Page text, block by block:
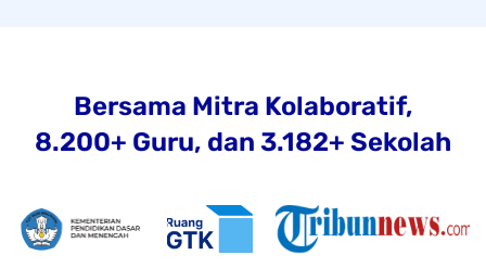
Bersama Mitra Kolaboratif,
8.200+ Guru, dan 3.182+ Sekolah